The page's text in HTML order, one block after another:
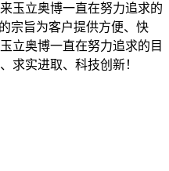
玉立奥博一直在努力追求的
宗旨为客户提供方便、快
立奥博一直在努力追求的目
求实进取、科技创新！